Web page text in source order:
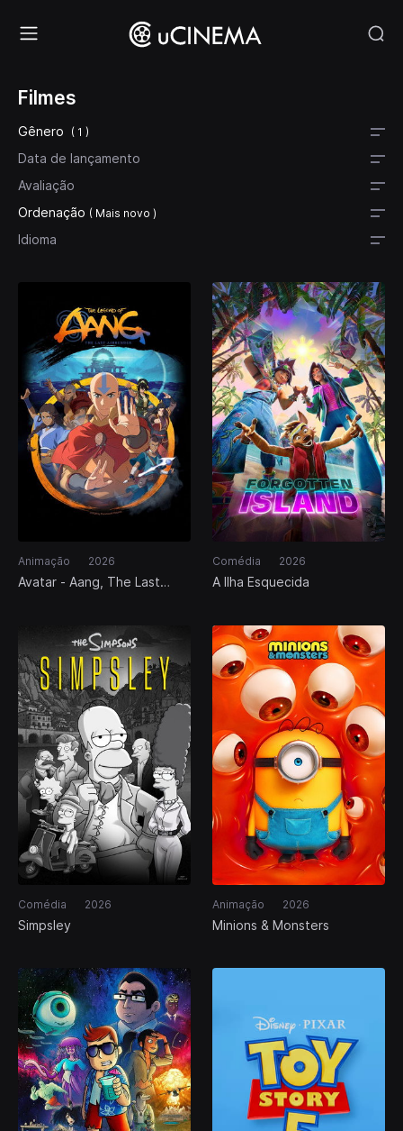
Filmes
Gênero ( 1 )
Data de lançamento
Avaliação
Ordenação ( Mais novo )
Idioma
Animação 2026
Avatar - Aang, The Last
Comédia 2026
A Ilha Esquecida
Comédia 2026
Simpsley
Animação 2026
Minions & Monsters